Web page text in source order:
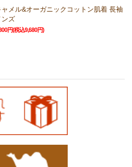
ャメル&オーガニックコットン肌着 長袖
ンズ
円(税込9,680円)